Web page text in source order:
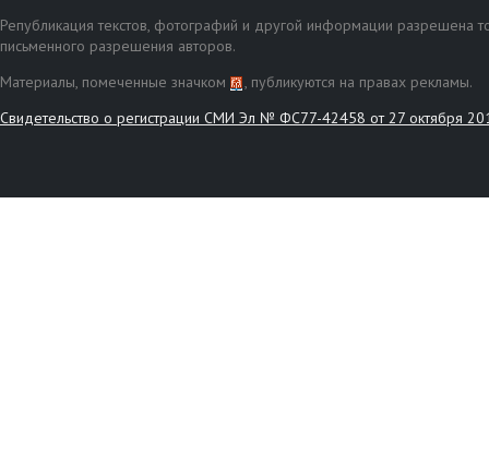
Републикация текстов, фотографий и другой информации разрешена
письменного разрешения авторов.
Материалы, помеченные значком
, публикуются на правах рекламы.
Свидетельство о регистрации СМИ Эл № ФС77-42458 от 27 октября